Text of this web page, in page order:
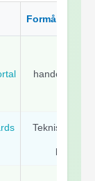
Formål
Tekniske